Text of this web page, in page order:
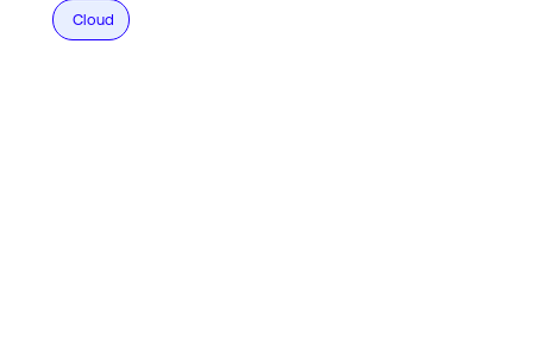
Cloud